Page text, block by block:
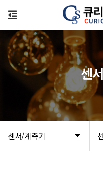
센서/계측기
센